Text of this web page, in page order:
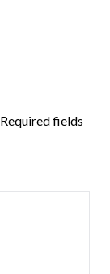
Required fields